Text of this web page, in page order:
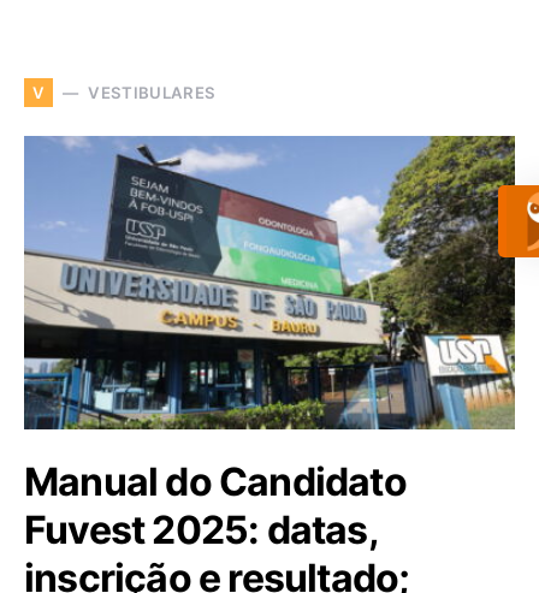
V VESTIBULARES
Manual do Candidato
Fuvest 2025: datas,
inscrição e resultado;